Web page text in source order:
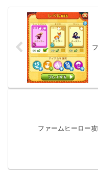
ファームヒーロー